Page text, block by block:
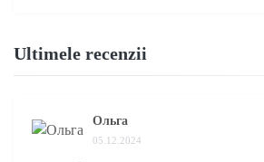
Ultimele recenzii
Ольга
05.12.2024